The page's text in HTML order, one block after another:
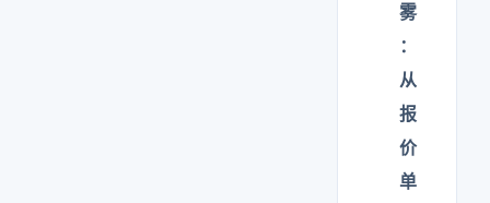
雾
：
从
报
价
单